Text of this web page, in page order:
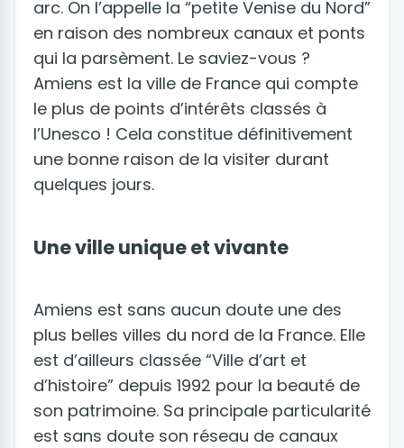
arc. On l’appelle la “petite Venise du Nord”
en raison des nombreux canaux et ponts
qui la parsèment. Le saviez-vous ?
Amiens est la ville de France qui compte
le plus de points d’intérêts classés à
l’Unesco ! Cela constitue définitivement
une bonne raison de la visiter durant
quelques jours.
Une ville unique et vivante
Amiens est sans aucun doute une des
plus belles villes du nord de la France. Elle
est d’ailleurs classée “Ville d’art et
d’histoire” depuis 1992 pour la beauté de
son patrimoine. Sa principale particularité
est sans doute son réseau de canaux